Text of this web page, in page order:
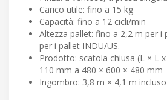
Carico utile: fino a 15 kg
Capacità: fino a 12 cicli/min
Altezza pallet: fino a 2,2 m per i
per i pallet INDU/US.
Prodotto: scatola chiusa (L × L
110 mm a 480 × 600 × 480 mm
Ingombro: 3,8 m × 4,1 m